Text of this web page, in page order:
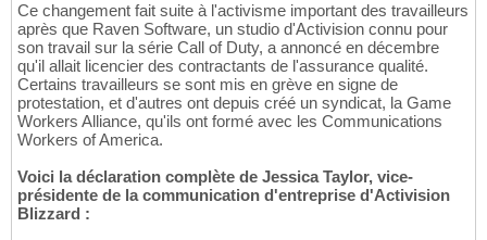
Ce changement fait suite à l'activisme important des travailleurs
après que Raven Software, un studio d'Activision connu pour
son travail sur la série Call of Duty, a annoncé en décembre
qu'il allait licencier des contractants de l'assurance qualité.
Certains travailleurs se sont mis en grève en signe de
protestation, et d'autres ont depuis créé un syndicat, la Game
Workers Alliance, qu'ils ont formé avec les Communications
Workers of America.
Voici la déclaration complète de Jessica Taylor, vice-
présidente de la communication d'entreprise d'Activision
Blizzard :